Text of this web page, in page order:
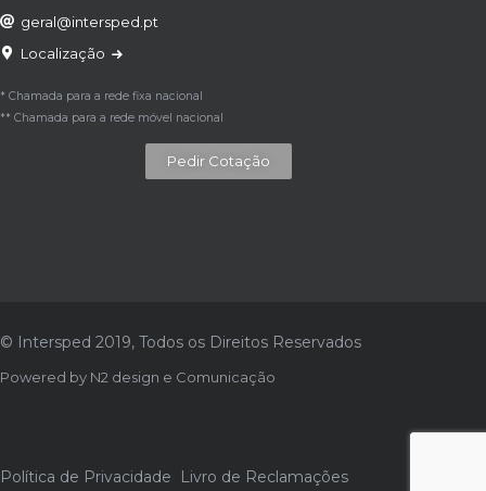
geral@intersped.pt
Localização
* Chamada para a rede fixa nacional
** Chamada para a rede móvel nacional
Pedir Cotação
© Intersped 2019, Todos os Direitos Reservados
Powered by N2 design e Comunicação
Política de Privacidade Livro de Reclamações